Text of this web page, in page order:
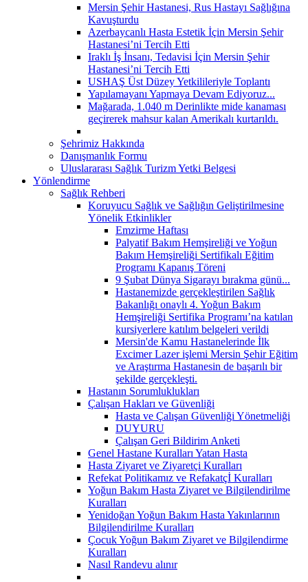
Mersin Şehir Hastanesi, Rus Hastayı Sağlığına
Kavuşturdu
Azerbaycanlı Hasta Estetik İçin Mersin Şehir
Hastanesi’ni Tercih Etti
Iraklı İş İnsanı, Tedavisi İçin Mersin Şehir
Hastanesi’ni Tercih Etti
USHAŞ Üst Düzey Yetkilileriyle Toplantı
Yapılamayanı Yapmaya Devam Ediyoruz...
Mağarada, 1.040 m Derinlikte mide kanaması
geçirerek mahsur kalan Amerikalı kurtarıldı.
Şehrimiz Hakkında
Danışmanlık Formu
Uluslararası Sağlık Turizm Yetki Belgesi
Yönlendirme
Sağlık Rehberi
Koruyucu Sağlık ve Sağlığın Geliştirilmesine
Yönelik Etkinlikler
Emzirme Haftası
Palyatif Bakım Hemşireliği ve Yoğun
Bakım Hemşireliği Sertifikalı Eğitim
Programı Kapanış Töreni
9 Şubat Dünya Sigarayı bırakma günü...
Hastanemizde gerçekleştirilen Sağlık
Bakanlığı onaylı 4. Yoğun Bakım
Hemşireliği Sertifika Programı’na katılan
kursiyerlere katılım belgeleri verildi
Mersin'de Kamu Hastanelerinde İlk
Excimer Lazer işlemi Mersin Şehir Eğitim
ve Araştırma Hastanesin de başarılı bir
şekilde gerçekleşti.
Hastanın Sorumluklukları
Çalışan Hakları ve Güvenliği
Hasta ve Çalışan Güvenliği Yönetmeliği
DUYURU
Çalışan Geri Bildirim Anketi
Genel Hastane Kuralları Yatan Hasta
Hasta Ziyaret ve Ziyaretçi Kuralları
Refekat Politikamız ve Refakatçİ Kuralları
Yoğun Bakım Hasta Ziyaret ve Bilgilendirilme
Kuralları
Yenidoğan Yoğun Bakım Hasta Yakınlarının
Bilgilendirilme Kuralları
Çocuk Yoğun Bakım Ziyaret ve Bilgilendirme
Kuralları
Nasıl Randevu alınır